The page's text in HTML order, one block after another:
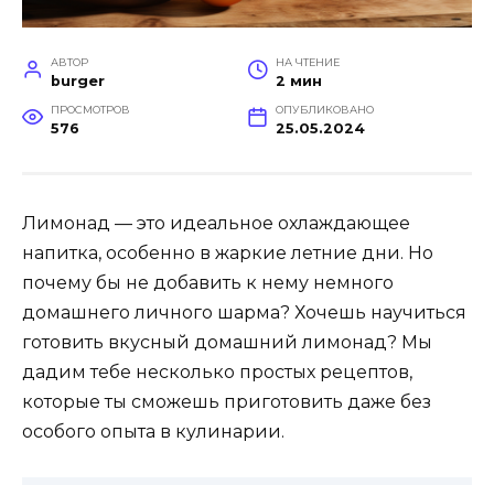
АВТОР
burger
НА ЧТЕНИЕ
2 мин
ПРОСМОТРОВ
576
ОПУБЛИКОВАНО
25.05.2024
Лимонад — это идеальное охлаждающее
напитка, особенно в жаркие летние дни. Но
почему бы не добавить к нему немного
домашнего личного шарма? Хочешь научиться
готовить вкусный домашний лимонад? Мы
дадим тебе несколько простых рецептов,
которые ты сможешь приготовить даже без
особого опыта в кулинарии.